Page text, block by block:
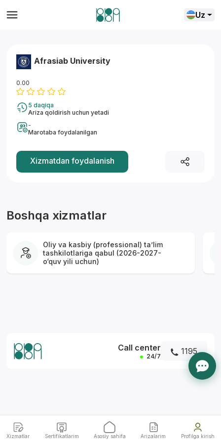
Uz
Afrasiab University
0.00
5 daqiqa
Ariza qoldirish uchun yetadi
-
Marotaba foydalanilgan
Xizmatdan foydalanish
Boshqa xizmatlar
Oliy va kasbiy (professional) ta’lim
tashkilotlariga qabul (2026-2027-
o‘quv yili uchun)
Call center
24/7 1195
Xizmatlar Sertifikatlarim Asosiy sahifa Arizalarim Profilga kirish